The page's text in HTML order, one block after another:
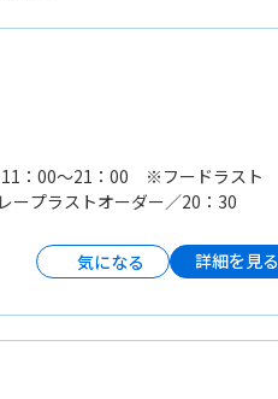
：00〜21：00 ※フードラスト
ープラストオーダー／20：30
気になる 詳細を見る